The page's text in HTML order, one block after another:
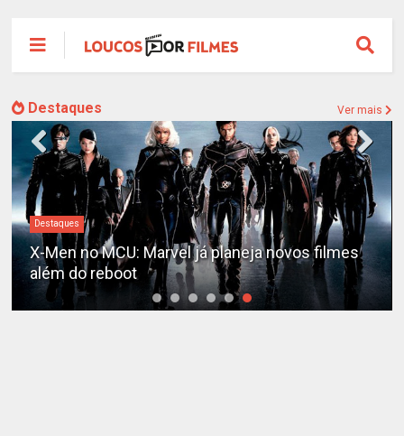
Destaques Ver mais
Destaques
X-Men no MCU: Marvel já planeja novos filmes
além do reboot